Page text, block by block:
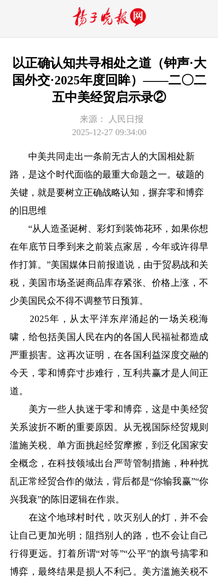
以正确认知共寻相处之道（钟声·大
国外交·2025年度回眸）——二〇二
五中美经贸启示录②
来源：
人民日报
2025-12-27 09:34:00
中美共同走出一条前无古人的大国相处新
路，是这个时代面临的最重大命题之一。破题的
关键，就是要树立正确战略认知，摒弃零和博弈
的旧思维
“从人造圣诞树、彩灯到装饰花环，如果你想
在年底节日季到来之前装点家居，今年或许得早
作打算。”美国媒体日前报道说，由于贸易战和关
税，美国市场圣诞商品库存紧张、价格上涨，不
少美国民众不得不调整节日预算。
2025年，从太平洋东岸涌起的一场关税海
啸，给包括美国人民在内的各国人民福祉都造成
严重损害。这再次证明，在各国利益深度交融的
今天，零和博弈寸步难行，互利共赢才是人间正
道。
美方一些人执迷于零和博弈，这是中美经贸
关系波折不断的重要原因。从无视国际经贸规则
滥施关税、单方面挑起经贸摩擦，到泛化国家安
全概念，在科技领域出台严苛管制措施，种种扰
乱正常经贸合作的做法，背后都是“你输我赢”“你
兴我衰”的陈旧逻辑在作祟。
在这个地球村时代，吹灭别人的灯，并不会
让自己更加光明；阻挡别人的路，也不会让自己
行得更远。打着所谓“对等”“公平”的旗号搞零和
博弈，最终结果是损人不利己。美方滥施关税不